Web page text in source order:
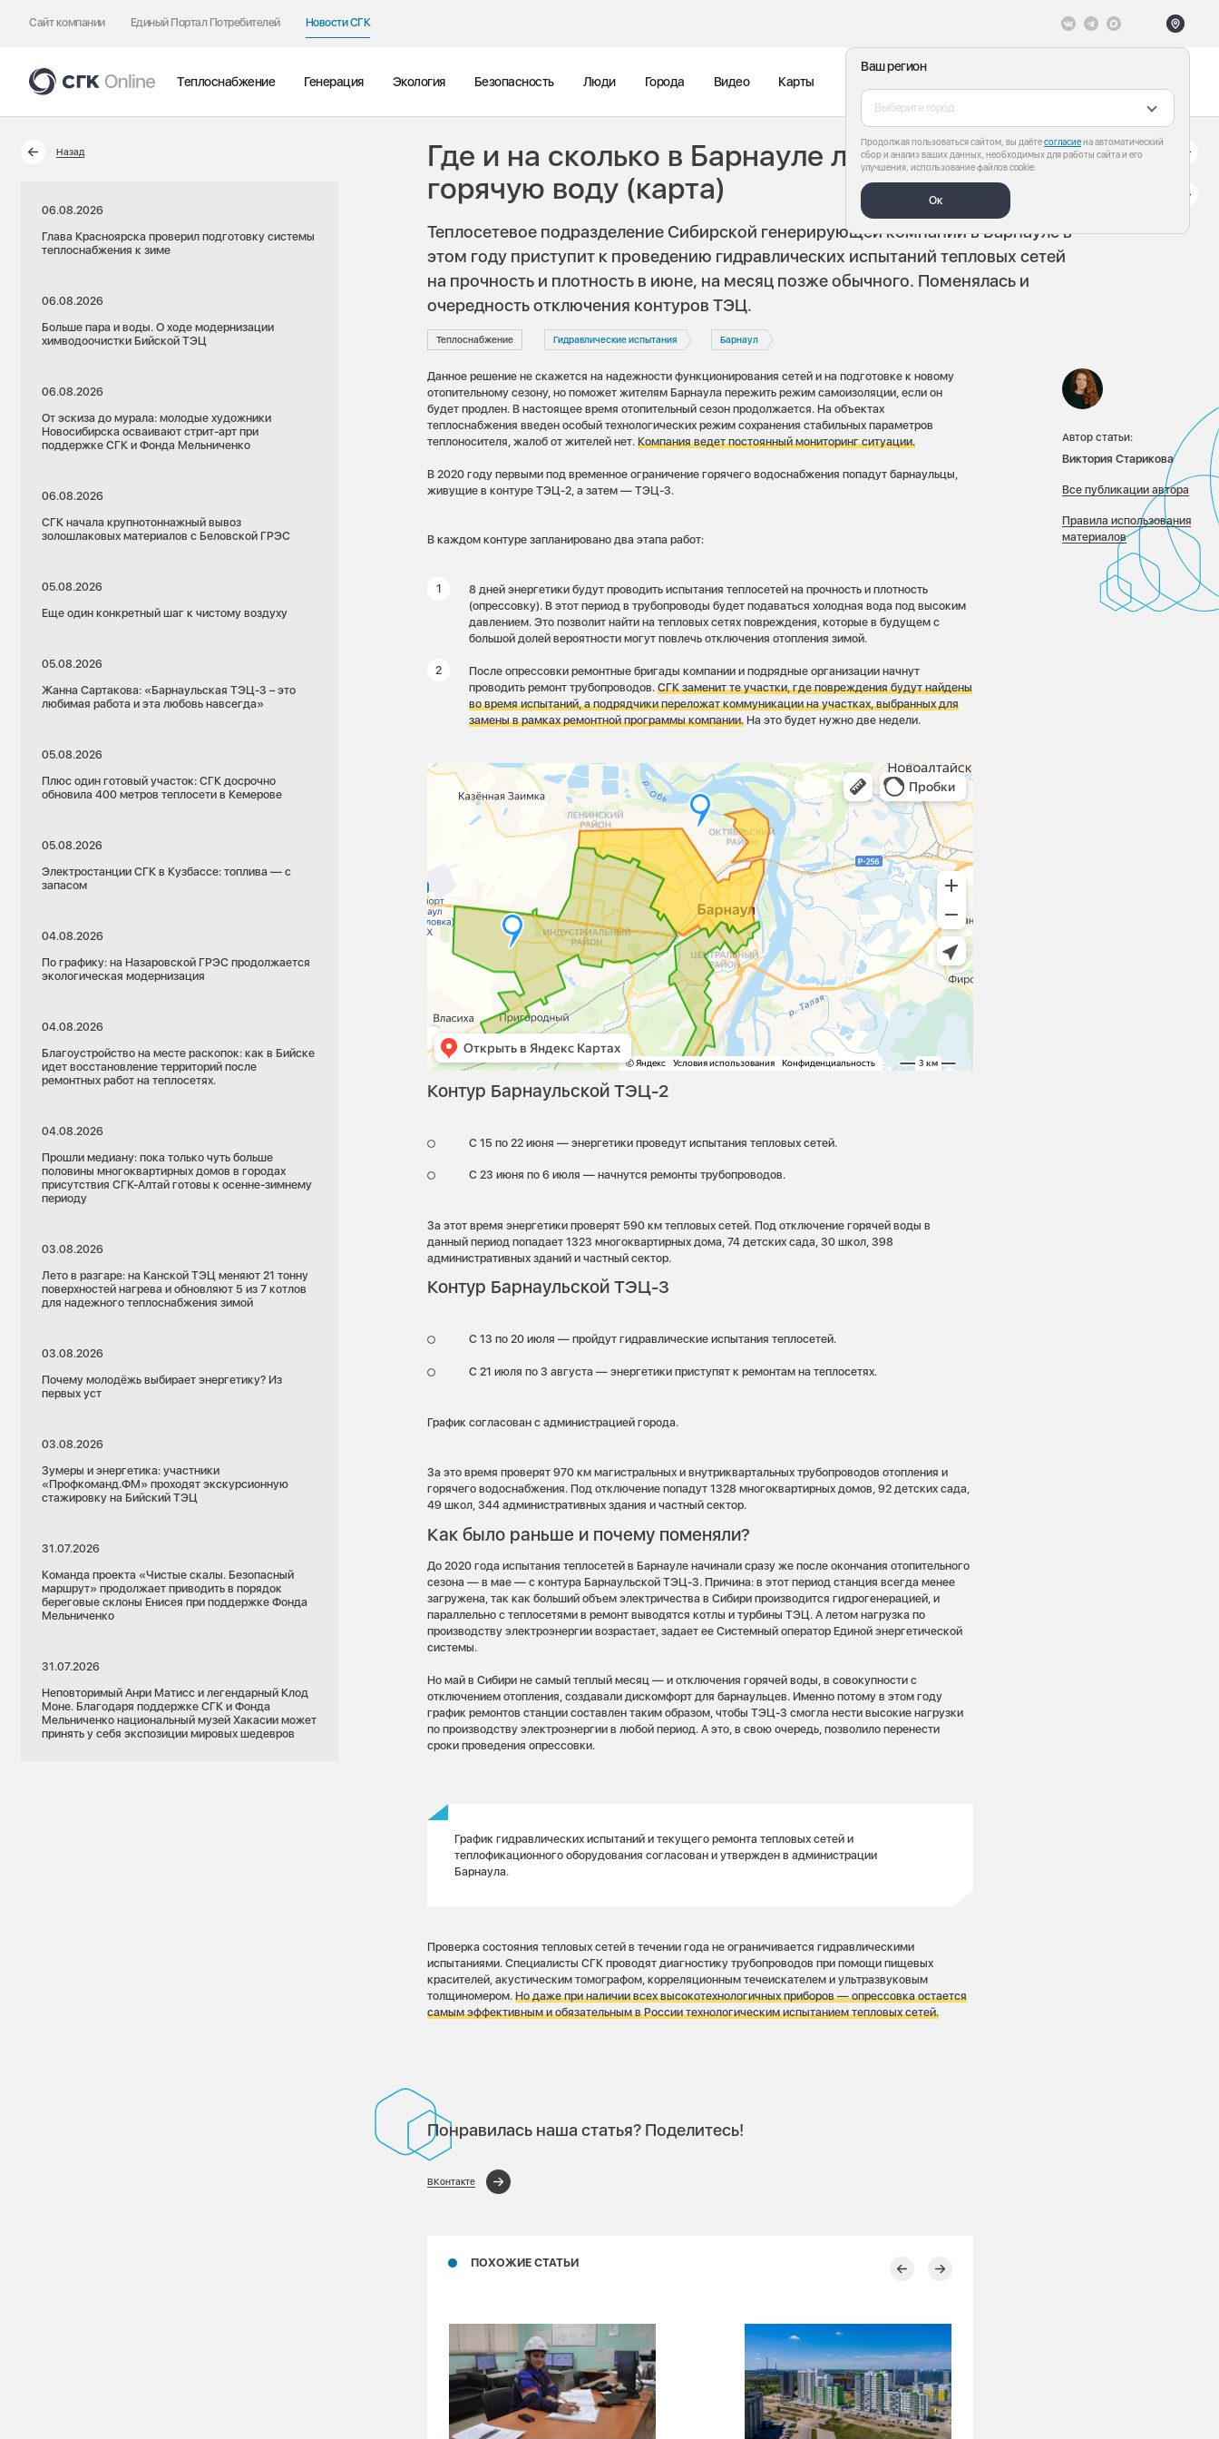
Сайт компании Единый Портал Потребителей Новости СГК
Ваш регион
Выберите город
Продолжая пользоваться сайтом, вы даётесогласиена автоматический
сбор и анализ ваших данных, необходимых для работы сайта и его
улучшения, использование файлов cookie.
Ок
Теплоснабжение Генерация Экология Безопасность Люди Города Видео Карты
Назад
06.08.2026
Глава Красноярска проверил подготовку системы
теплоснабжения к зиме
06.08.2026
Больше пара и воды. О ходе модернизации
химводоочистки Бийской ТЭЦ
06.08.2026
От эскиза до мурала: молодые художники
Новосибирска осваивают стрит-арт при
поддержке СГК и Фонда Мельниченко
06.08.2026
СГК начала крупнотоннажный вывоз
золошлаковых материалов с Беловской ГРЭС
05.08.2026
Еще один конкретный шаг к чистому воздуху
05.08.2026
Жанна Сартакова: «Барнаульская ТЭЦ-3 – это
любимая работа и эта любовь навсегда»
05.08.2026
Плюс один готовый участок: СГК досрочно
обновила 400 метров теплосети в Кемерове
05.08.2026
Электростанции СГК в Кузбассе: топлива — с
запасом
04.08.2026
По графику: на Назаровской ГРЭС продолжается
экологическая модернизация
04.08.2026
Благоустройство на месте раскопок: как в Бийске
идет восстановление территорий после
ремонтных работ на теплосетях.
04.08.2026
Прошли медиану: пока только чуть больше
половины многоквартирных домов в городах
присутствия СГК-Алтай готовы к осенне-зимнему
периоду
03.08.2026
Лето в разгаре: на Канской ТЭЦ меняют 21 тонну
поверхностей нагрева и обновляют 5 из 7 котлов
для надежного теплоснабжения зимой
03.08.2026
Почему молодёжь выбирает энергетику? Из
первых уст
03.08.2026
Зумеры и энергетика: участники
«Профкоманд.ФМ» проходят экскурсионную
стажировку на Бийский ТЭЦ
31.07.2026
Команда проекта «Чистые скалы. Безопасный
маршрут» продолжает приводить в порядок
береговые склоны Енисея при поддержке Фонда
Мельниченко
31.07.2026
Неповторимый Анри Матисс и легендарный Клод
Моне. Благодаря поддержке СГК и Фонда
Мельниченко национальный музей Хакасии может
принять у себя экспозиции мировых шедевров
Где и на сколько в Барнауле летом отключат
горячую воду (карта)
Теплосетевое подразделение Сибирской генерирующей компании в Барнауле в
этом году приступит к проведению гидравлических испытаний тепловых сетей
на прочность и плотность в июне, на месяц позже обычного. Поменялась и
очередность отключения контуров ТЭЦ.
Теплоснабжение Гидравлические испытания Барнаул
Данное решение не скажется на надежности функционирования сетей и на подготовке к новому
отопительному сезону, но поможет жителям Барнаула пережить режим самоизоляции, если он
будет продлен. В настоящее время отопительный сезон продолжается. На объектах
теплоснабжения введен особый технологических режим сохранения стабильных параметров
теплоносителя, жалоб от жителей нет.Компания ведет постоянный мониторинг ситуации.
В 2020 году первыми под временное ограничение горячего водоснабжения попадут барнаульцы,
живущие в контуре ТЭЦ-2, а затем — ТЭЦ-3.
В каждом контуре запланировано два этапа работ:
8 дней энергетики будут проводить испытания теплосетей на прочность и плотность
(опрессовку). В этот период в трубопроводы будет подаваться холодная вода под высоким
давлением. Это позволит найти на тепловых сетях повреждения, которые в будущем с
большой долей вероятности могут повлечь отключения отопления зимой.
После опрессовки ремонтные бригады компании и подрядные организации начнут
проводить ремонт трубопроводов. СГК заменит те участки, где повреждения будут найдены
во время испытаний, а подрядчики переложат коммуникации на участках, выбранных для
замены в рамках ремонтной программы компании.На это будет нужно две недели.
Контур Барнаульской ТЭЦ-2
С 15 по 22 июня — энергетики проведут испытания тепловых сетей.
С 23 июня по 6 июля — начнутся ремонты трубопроводов.
За этот время энергетики проверят 590 км тепловых сетей. Под отключение горячей воды в
данный период попадает 1323 многоквартирных дома, 74 детских сада, 30 школ, 398
административных зданий и частный сектор.
Контур Барнаульской ТЭЦ-3
С 13 по 20 июля — пройдут гидравлические испытания теплосетей.
С 21 июля по 3 августа — энергетики приступят к ремонтам на теплосетях.
График согласован с администрацией города.
За это время проверят 970 км магистральных и внутриквартальных трубопроводов отопления и
горячего водоснабжения. Под отключение попадут 1328 многоквартирных домов, 92 детских сада,
49 школ, 344 административных здания и частный сектор.
Как было раньше и почему поменяли?
До 2020 года испытания теплосетей в Барнауле начинали сразу же после окончания отопительного
сезона — в мае — с контура Барнаульской ТЭЦ-3. Причина: в этот период станция всегда менее
загружена, так как больший объем электричества в Сибири производится гидрогенерацией, и
параллельно с теплосетями в ремонт выводятся котлы и турбины ТЭЦ. А летом нагрузка по
производству электроэнергии возрастает, задает ее Системный оператор Единой энергетической
системы.
Но май в Сибири не самый теплый месяц — и отключения горячей воды, в совокупности с
отключением отопления, создавали дискомфорт для барнаульцев. Именно потому в этом году
график ремонтов станции составлен таким образом, чтобы ТЭЦ-3 смогла нести высокие нагрузки
по производству электроэнергии в любой период. А это, в свою очередь, позволило перенести
сроки проведения опрессовки.
График гидравлических испытаний и текущего ремонта тепловых сетей и
теплофикационного оборудования согласован и утвержден в администрации
Барнаула.
Проверка состояния тепловых сетей в течении года не ограничивается гидравлическими
испытаниями. Специалисты СГК проводят диагностику трубопроводов при помощи пищевых
красителей, акустическим томографом, корреляционным течеискателем и ультразвуковым
толщиномером.Но даже при наличии всех высокотехнологичных приборов — опрессовка остается
самым эффективным и обязательным в России технологическим испытанием тепловых сетей.
Понравилась наша статья? Поделитесь!
ВКонтакте
ПОХОЖИЕ СТАТЬИ
Автор статьи:
Виктория Старикова
Все публикации автора
Правила использования
материалов